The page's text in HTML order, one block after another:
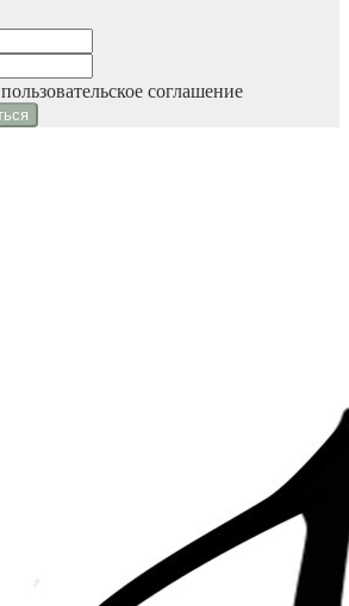
пользовательское соглашение